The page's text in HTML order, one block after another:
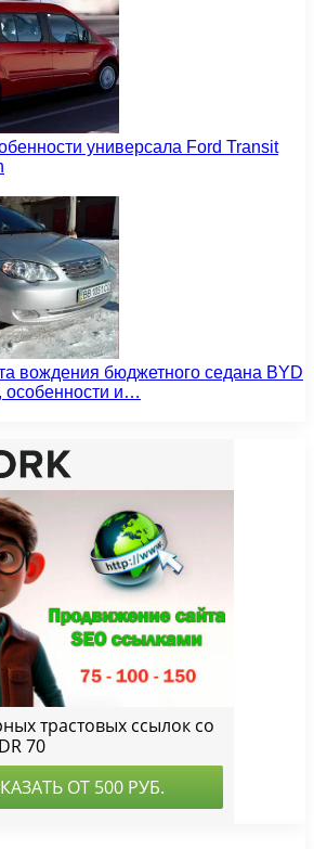
универсала Ford Transit
вождения бюджетного седана BYD
особенности и…